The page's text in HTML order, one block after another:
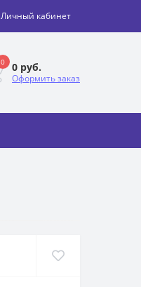
Личный кабинет
0 0 руб.
Оформить заказ